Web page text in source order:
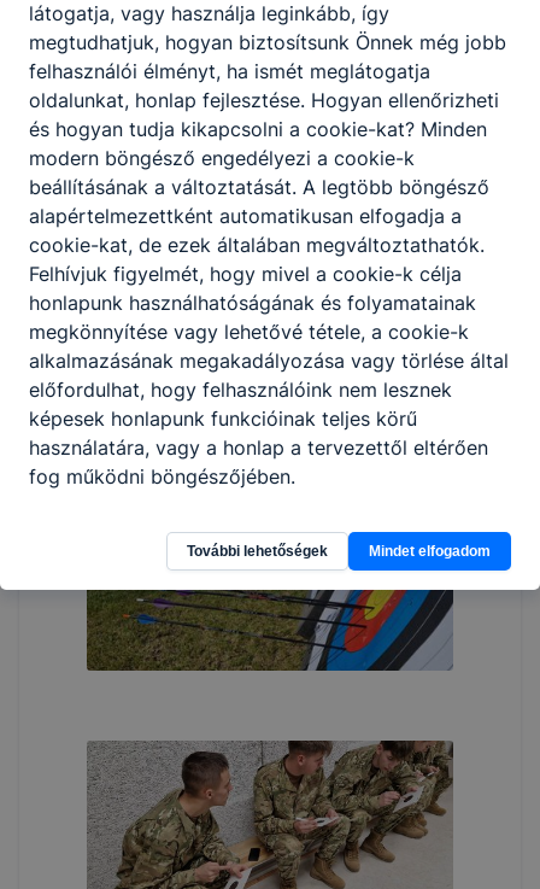
látogatja, vagy használja leginkább, így
megtudhatjuk, hogyan biztosítsunk Önnek még jobb
felhasználói élményt, ha ismét meglátogatja
oldalunkat, honlap fejlesztése. Hogyan ellenőrizheti
és hogyan tudja kikapcsolni a cookie-kat? Minden
modern böngésző engedélyezi a cookie-k
beállításának a változtatását. A legtöbb böngésző
alapértelmezettként automatikusan elfogadja a
cookie-kat, de ezek általában megváltoztathatók.
Felhívjuk figyelmét, hogy mivel a cookie-k célja
honlapunk használhatóságának és folyamatainak
megkönnyítése vagy lehetővé tétele, a cookie-k
alkalmazásának megakadályozása vagy törlése által
előfordulhat, hogy felhasználóink nem lesznek
képesek honlapunk funkcióinak teljes körű
használatára, vagy a honlap a tervezettől eltérően
fog működni böngészőjében.
További lehetőségek Mindet elfogadom